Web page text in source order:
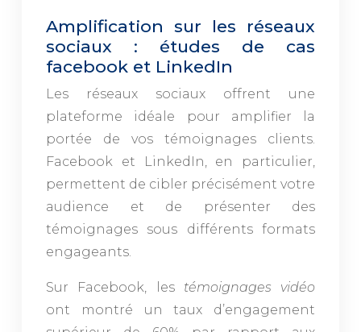
Amplification sur les réseaux
sociaux : études de cas
facebook et LinkedIn
Les réseaux sociaux offrent une
plateforme idéale pour amplifier la
portée de vos témoignages clients.
Facebook et LinkedIn, en particulier,
permettent de cibler précisément votre
audience et de présenter des
témoignages sous différents formats
engageants.
Sur Facebook, les témoignages vidéo
ont montré un taux d’engagement